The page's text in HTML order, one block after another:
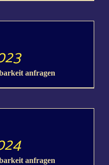
anfragen
anfragen